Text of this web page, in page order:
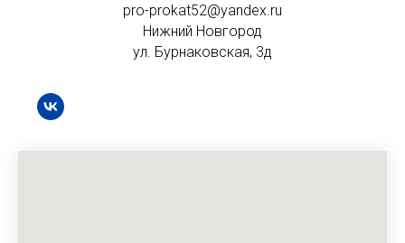
pro-prokat52@yandex.ru
Нижний Новгород
ул. Бурнаковская, 3д